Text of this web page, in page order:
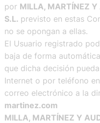
por MILLA, MARTÍNEZ Y
S.L. previsto en estas
no se opongan a ellas.
El Usuario registrado
baja de forma
que dicha decisión
Internet o por teléfono
correo electrónico a la
martinez.com
MILLA, MARTÍNEZ Y